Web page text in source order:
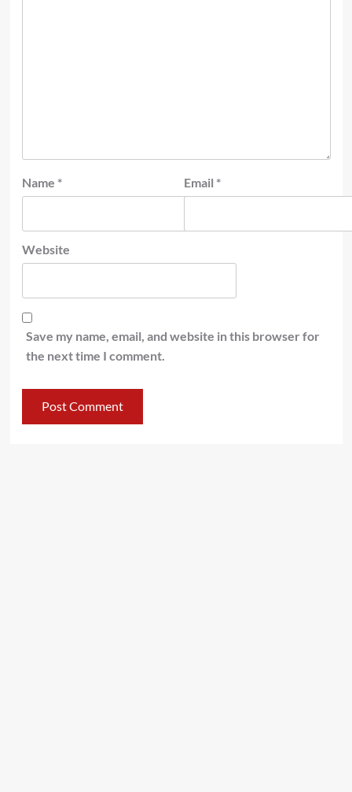
Name * Email *
Website
Save my name, email, and website in this browser for
the next time I comment.